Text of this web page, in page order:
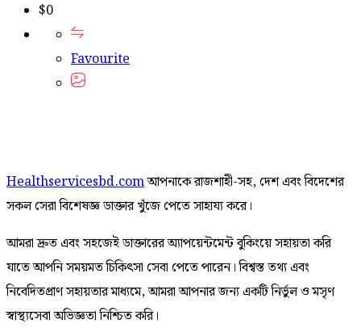
$0
Favourite
Healthservicesbd.comআপনাকে রাজশাহী-সহ, দেশ এবং বিদেশের
সকল সেরা বিশেষজ্ঞ ডাক্তার খুঁজে পেতে সাহায্য করে।
আমরা দ্রুত এবং সহজেই ডাক্তারের অ্যাপয়েন্টমেন্ট বুকিংয়ে সহায়তা করি
যাতে আপনি সময়মত চিকিৎসা সেবা পেতে পারেন। বিশ্বস্ত তথ্য এবং
নিবেদিতপ্রাণ সহায়তার মাধ্যমে, আমরা আপনার জন্য একটি নির্ভুল ও মসৃণ
স্বাস্থ্যসেবা অভিজ্ঞতা নিশ্চিত করি।